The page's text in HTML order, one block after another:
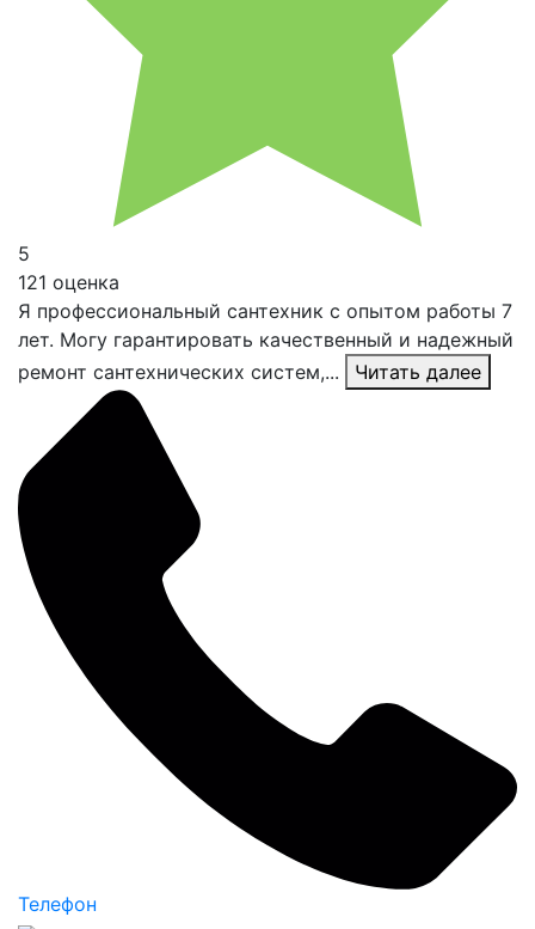
5
121 оценка
Я профессиональный сантехник с опытом работы 7
лет. Могу гарантировать качественный и надежный
ремонт сантехнических систем,...
Читать далее
Телефон